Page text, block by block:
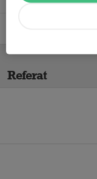
Referat